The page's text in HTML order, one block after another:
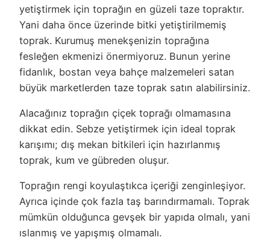
yetiştirmek için toprağın en güzeli taze topraktır.
Yani daha önce üzerinde bitki yetiştirilmemiş
toprak. Kurumuş menekşenizin toprağına
fesleğen ekmenizi önermiyoruz. Bunun yerine
fidanlık, bostan veya bahçe malzemeleri satan
büyük marketlerden taze toprak satın alabilirsiniz.
Alacağınız toprağın çiçek toprağı olmamasına
dikkat edin. Sebze yetiştirmek için ideal toprak
karışımı; dış mekan bitkileri için hazırlanmış
toprak, kum ve gübreden oluşur.
Toprağın rengi koyulaştıkca içeriği zenginleşiyor.
Ayrıca içinde çok fazla taş barındırmamalı. Toprak
mümkün olduğunca gevşek bir yapıda olmalı, yani
ıslanmış ve yapışmış olmamalı.